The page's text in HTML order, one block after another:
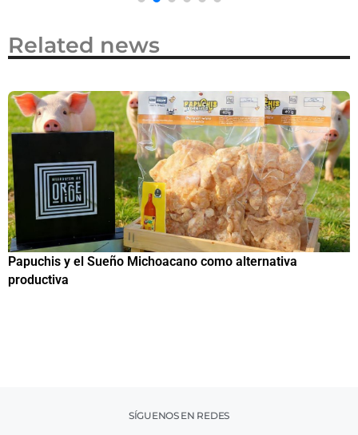
Related news
Papuchis y el Sueño Michoacano como alternativa
productiva
SÍGUENOS EN REDES